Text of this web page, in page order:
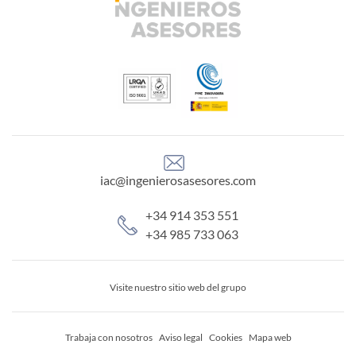
iac@ingenierosasesores.com
+34 914 353 551
+34 985 733 063
Visite nuestro sitio web del grupo
Trabaja con nosotros Aviso legal Cookies Mapa web